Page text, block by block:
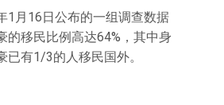
1月16日公布的一组调查数据
的移民比例高达64%，其中身
已有1/3的人移民国外。